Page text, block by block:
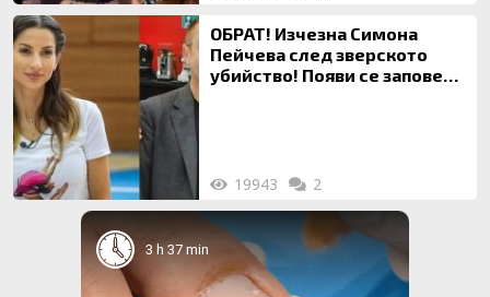
ОБРАТ! Изчезна Симона
Пейчева след зверското
убийство! Появи се заповед
19943 2
3 h 37 min